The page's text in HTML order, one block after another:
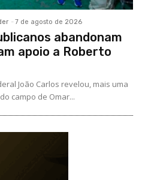
- 7 de agosto de 2026
abandonam
apoio a Roberto
João Carlos revelou, mais uma
campo de Omar...